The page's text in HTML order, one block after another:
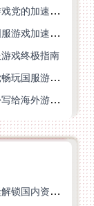
巴西怎么玩边锋四人斗地主精简版？海外游戏党的加速器终极选择
巴西怎么玩新笑傲江湖不卡顿？海外玩家国服游戏加速终极指南（附猫和老鼠一梦江湖实测）
戏终极指南
足球世界国外加速器下载安装指南：海外党畅玩国服游戏的终极解决方案
国外玩合金弹头：觉醒用什么加速器？一份写给海外游子的畅玩指南
海外党必看：如何选对回国翻墙VPN，无缝解锁国内资源？